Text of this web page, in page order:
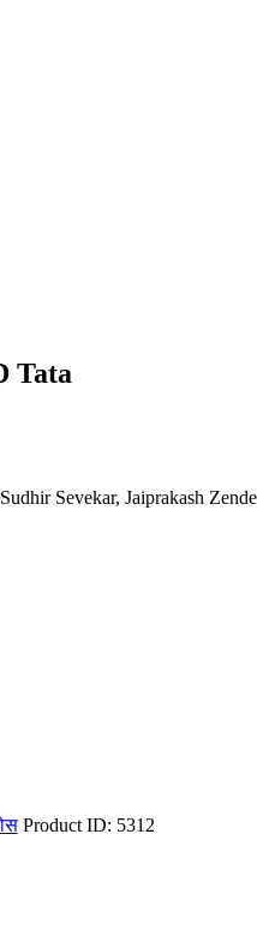
Tata
Sevekar, Jaiprakash Zende
Product ID: 5312